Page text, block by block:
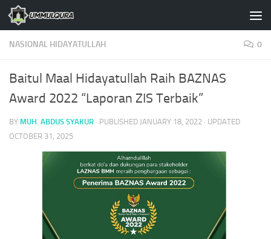
Skip to content
NASIONAL HIDAYATULLAH 0
Baitul Maal Hidayatullah Raih BAZNAS
Award 2022 “Laporan ZIS Terbaik”
BY MUH. ABDUS SYAKUR · PUBLISHED JANUARY 18, 2022 · UPDATED
OCTOBER 31, 2025